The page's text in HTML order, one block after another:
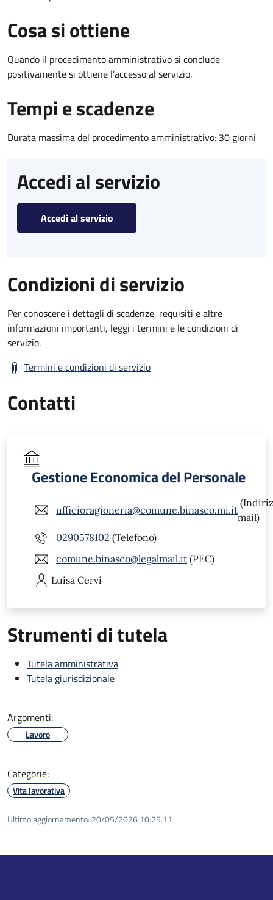
Cosa si ottiene
Quando il procedimento amministrativo si conclude
positivamente si ottiene l'accesso al servizio.
Tempi e scadenze
Durata massima del procedimento amministrativo: 30 giorni
Accedi al servizio
Accedi al servizio
Condizioni di servizio
Per conoscere i dettagli di scadenze, requisiti e altre
informazioni importanti, leggi i termini e le condizioni di
servizio.
Termini e condizioni di servizio
Contatti
Gestione Economica del Personale
ufficioragioneria@comune.binasco.mi.it
mail)
0290578102 (Telefono)
comune.binasco@legalmail.it (PEC)
Luisa Cervi
Strumenti di tutela
Tutela amministrativa
Tutela giurisdizionale
Argomenti:
Lavoro
Categorie:
Vita lavorativa
Ultimo aggiornamento: 20/05/2026 10:25.11